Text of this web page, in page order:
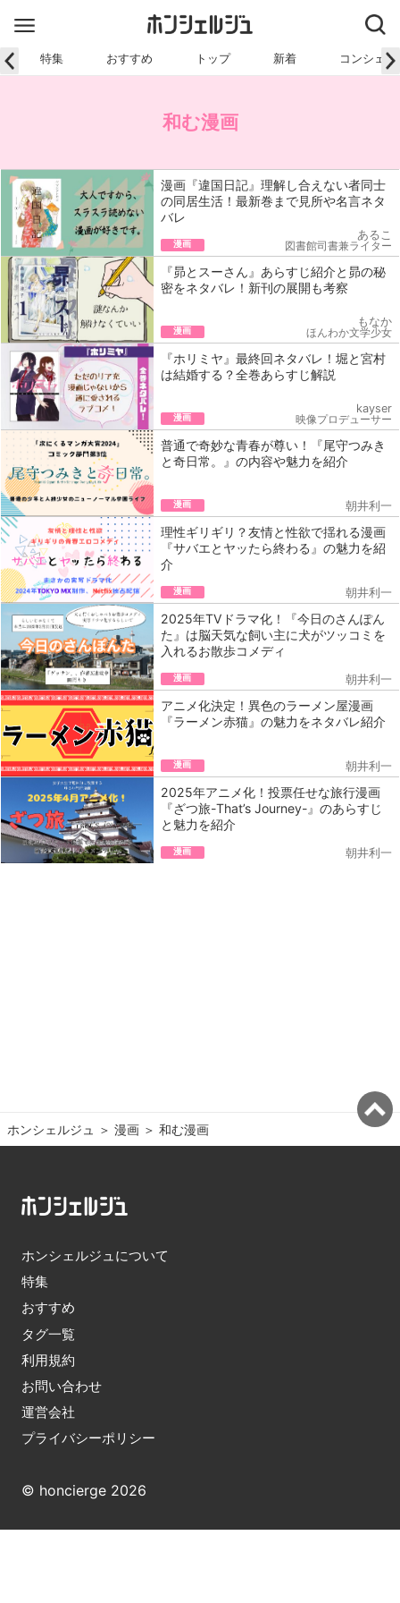
特集 おすすめ トップ 新着 コンシェ
和む漫画
漫画『違国日記』理解し合えない者同士
の同居生活！最新巻まで見所や名言ネタ
バレ
漫画
あるこ
図書館司書兼ライター
『昴とスーさん』あらすじ紹介と昴の秘
密をネタバレ！新刊の展開も考察
漫画
もなか
ほんわか文学少女
『ホリミヤ』最終回ネタバレ！堀と宮村
は結婚する？全巻あらすじ解説
漫画
kayser
映像プロデューサー
普通で奇妙な青春が尊い！『尾守つみき
と奇日常。』の内容や魅力を紹介
漫画 朝井利一
理性ギリギリ？友情と性欲で揺れる漫画
『サバエとヤッたら終わる』の魅力を紹
介
漫画 朝井利一
2025年TVドラマ化！『今日のさんぽん
た』は脳天気な飼い主に犬がツッコミを
入れるお散歩コメディ
漫画 朝井利一
アニメ化決定！異色のラーメン屋漫画
『ラーメン赤猫』の魅力をネタバレ紹介
漫画 朝井利一
2025年アニメ化！投票任せな旅行漫画
『ざつ旅-That’s Journey-』のあらすじ
と魅力を紹介
漫画 朝井利一
ホンシェルジュ ＞ 漫画 ＞ 和む漫画
ホンシェルジュについて
特集
おすすめ
タグ一覧
利用規約
お問い合わせ
運営会社
プライバシーポリシー
© honcierge 2026